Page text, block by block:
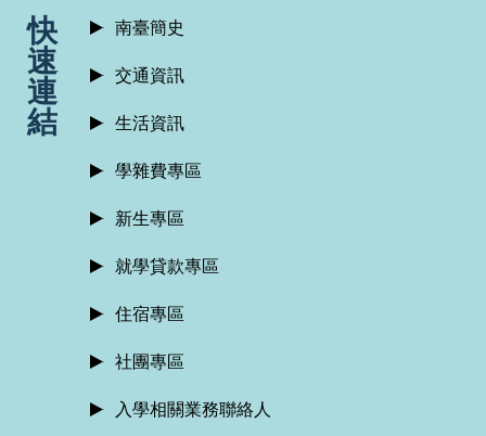
:::
快
速
連
結
南臺簡史
交通資訊
生活資訊
學雜費專區
新生專區
就學貸款專區
住宿專區
社團專區
入學相關業務聯絡人